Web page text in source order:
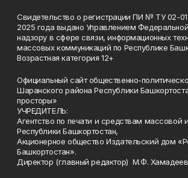
Свидетельство о регистрации ПИ № ТУ 02-
2025 года выдано Управлением
надзору в сфере связи, информационных
массовых коммуникаций по Республике
Возрастная категория 12+
Официальный сайт общественно-
Шаранского района Республики
просторы»
УЧРЕДИТЕЛЬ:
Агентство по печати и средствам массовой
Республики Башкортостан,
Акционерное общество Издательский дом
Башкортостан».
Директор (главный редактор) М.Ф.